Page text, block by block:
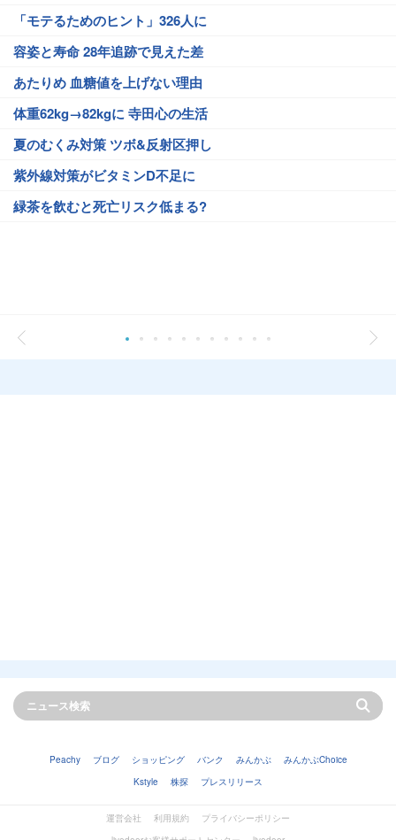
「モテるためのヒント」326人に
容姿と寿命 28年追跡で見えた差
あたりめ 血糖値を上げない理由
体重62kg→82kgに 寺田心の生活
夏のむくみ対策 ツボ&反射区押し
紫外線対策がビタミンD不足に
緑茶を飲むと死亡リスク低まる?
Peachy ブログ ショッピング バンク みんかぶ
みんかぶChoice
Kstyle
株探 プレスリリース
運営会社 利用規約
プライバシーポリシー